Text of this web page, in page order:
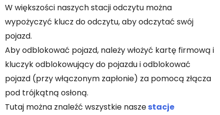
W większości naszych stacji odczytu można
wypożyczyć klucz do odczytu, aby odczytać swój
pojazd.
Aby odblokować pojazd, należy włożyć kartę firmową i
kluczyk odblokowujący do pojazdu i odblokować
pojazd (przy włączonym zapłonie) za pomocą złącza
pod trójkątną osłoną.
Tutaj można znaleźć wszystkie naszestacje